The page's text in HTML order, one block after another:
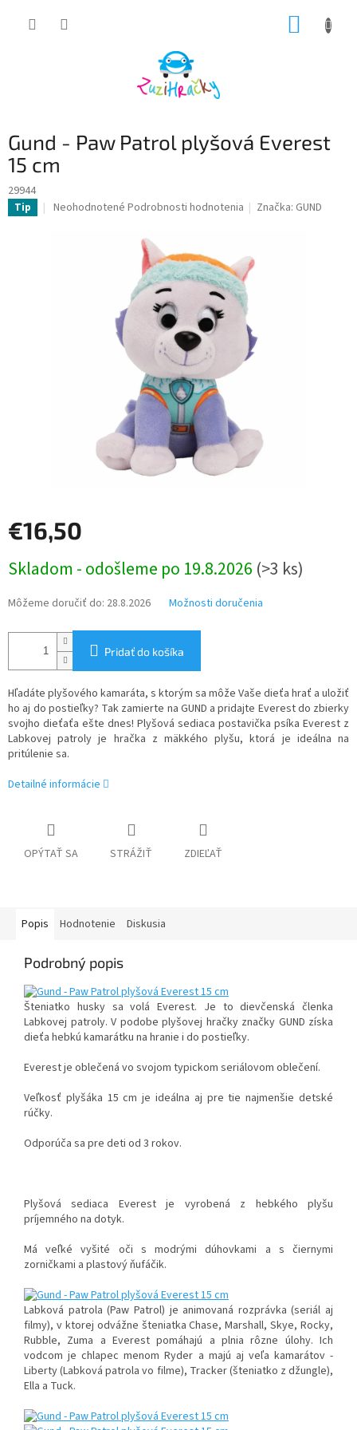
Gund - Paw Patrol plyšová Everest
15 cm
29944
Tip
Priemerné
Neohodnotené Podrobnosti hodnotenia Značka: GUND
€16,50
cena:
Skladom - odošleme po 19.8.2026 (>3 ks)
Môžeme doručiť do: 28.8.2026 Možnosti doručenia
Pridať do košíka
Hľadáte plyšového kamaráta, s ktorým sa môže Vaše dieťa hrať a uložiť
ho aj do postieľky? Tak zamierte na GUND a pridajte Everest do zbierky
svojho dieťaťa ešte dnes! Plyšová sediaca postavička psíka Everest z
Labkovej patroly je hračka z mäkkého plyšu, ktorá je ideálna na
pritúlenie sa.
Detailné informácie
OPÝTAŤ SA STRÁŽIŤ ZDIEĽAŤ
Popis Hodnotenie Diskusia
Podrobný popis
Šteniatko husky sa volá Everest. Je to dievčenská členka
Labkovej patroly. V podobe plyšovej hračky značky GUND získa
dieťa hebkú kamarátku na hranie i do postieľky.
Everest je oblečená vo svojom typickom seriálovom oblečení.
Veľkosť plyšáka 15 cm je ideálna aj pre tie najmenšie detské
rúčky.
Odporúča sa pre deti od 3 rokov.
Plyšová sediaca Everest je vyrobená z hebkého plyšu
príjemného na dotyk.
Má veľké vyšité oči s modrými dúhovkami a s čiernymi
zorničkami a plastový ňufáčik.
Labková patrola (Paw Patrol) je animovaná rozprávka (seriál aj
filmy), v ktorej odvážne šteniatka Chase, Marshall, Skye, Rocky,
Rubble, Zuma a Everest pomáhajú a plnia rôzne úlohy. Ich
vodcom je chlapec menom Ryder a majú aj veľa kamarátov -
Liberty (Labková patrola vo filme), Tracker (šteniatko z džungle),
Ella a Tuck.